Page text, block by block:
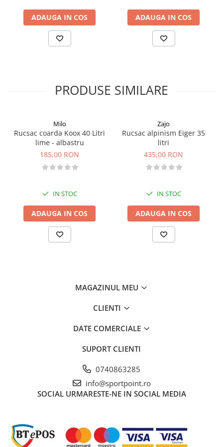
- greutate: 2.218 Kg
ADAUGA IN COS ADAUGA IN COS
PRODUSE SIMILARE
Milo
Rucsac coarda Koox 40 Litri
lime - albastru
185,00 RON
IN STOC
ADAUGA IN COS
Zajo
Rucsac alpinism Eiger 35
litri
435,00 RON
IN STOC
ADAUGA IN COS
MAGAZINUL MEU
CLIENTI
DATE COMERCIALE
SUPORT CLIENTI
0740863285
info@sportpoint.ro
SOCIAL URMARESTE-NE IN SOCIAL MEDIA